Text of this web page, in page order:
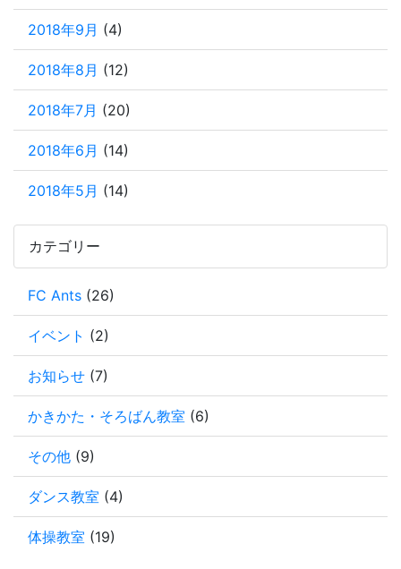
2018年9月 (4)
2018年8月 (12)
2018年7月 (20)
2018年6月 (14)
2018年5月 (14)
カテゴリー
FC Ants (26)
イベント (2)
お知らせ (7)
かきかた・そろばん教室 (6)
その他 (9)
ダンス教室 (4)
体操教室 (19)